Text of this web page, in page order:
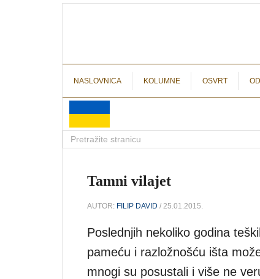
NASLOVNICA KOLUMNE OSVRT
Tamni vilajet
AUTOR: FILIP DAVID / 25.01.2015.
Poslednjih nekoliko godina
pameću i razložnošću išta
mnogi su posustali i više ne